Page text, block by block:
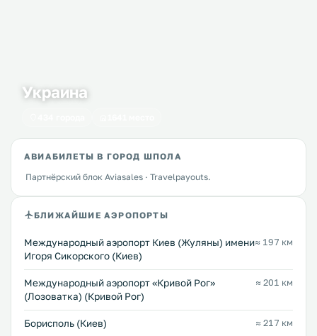
Украина
АВИАБИЛЕТЫ В ГОРОД ШПОЛА
Партнёрский блок Aviasales · Travelpayouts.
БЛИЖАЙШИЕ АЭРОПОРТЫ
Международный аэропорт Киев (Жуляны) имени
Игоря Сикорского (Киев)
≈ 197 км
Международный аэропорт «Кривой Рог»
(Лозоватка) (Кривой Рог)
≈ 201 км
Борисполь (Киев) ≈ 217 км